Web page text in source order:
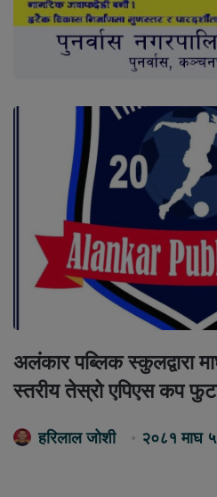
अलंकार पब्लिक स्कुलद्वारा
स्तरीय तेस्रो एपिएस कप
हरिलाल जोशी २०८१ माघ